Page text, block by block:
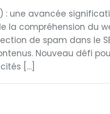
: une avancée
la compréhension du
de spam dans le
Nouveau défi
[…]